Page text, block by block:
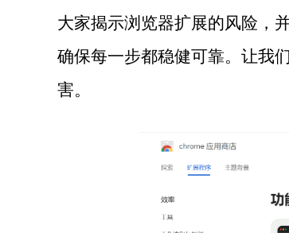
大家揭示浏览器扩展的风险，
确保每一步都稳健可靠。让我
害。